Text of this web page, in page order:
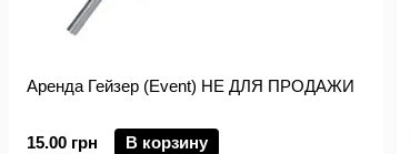
Аренда Гейзер (Event) НЕ ДЛЯ ПРОДАЖИ
15.00 грн В корзину